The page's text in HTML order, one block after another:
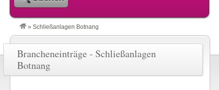
» Schließanlagen Botnang
Brancheneinträge - Schließanlagen
Botnang